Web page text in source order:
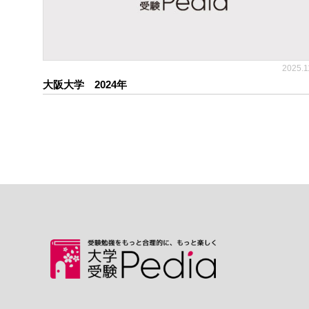
大阪大学 2024年